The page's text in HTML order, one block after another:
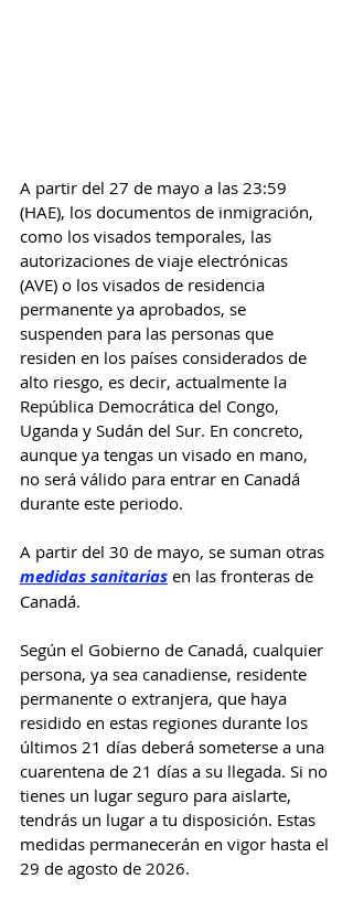
A partir del 27 de mayo a las 23:59
(HAE), los documentos de inmigración,
como los visados temporales, las
autorizaciones de viaje electrónicas
(AVE) o los visados de residencia
permanente ya aprobados, se
suspenden para las personas que
residen en los países considerados de
alto riesgo, es decir, actualmente la
República Democrática del Congo,
Uganda y Sudán del Sur. En concreto,
aunque ya tengas un visado en mano,
no será válido para entrar en Canadá
durante este periodo.
A partir del 30 de mayo, se suman otras
medidas sanitarias en las fronteras de
Canadá.
Según el Gobierno de Canadá, cualquier
persona, ya sea canadiense, residente
permanente o extranjera, que haya
residido en estas regiones durante los
últimos 21 días deberá someterse a una
cuarentena de 21 días a su llegada. Si no
tienes un lugar seguro para aislarte,
tendrás un lugar a tu disposición. Estas
medidas permanecerán en vigor hasta el
29 de agosto de 2026.